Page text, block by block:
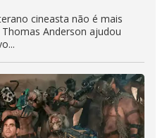
cineasta não é mais
Anderson ajudou